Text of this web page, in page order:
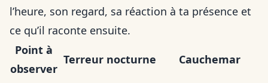
l’heure, son regard, sa réaction à ta présence et
ce qu’il raconte ensuite.
Point à
observer
Terreur nocturne Cauchemar